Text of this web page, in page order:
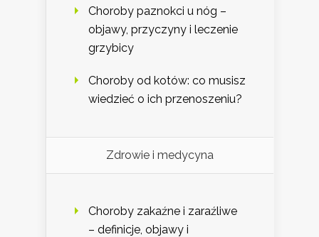
Choroby paznokci u nóg –
objawy, przyczyny i leczenie
grzybicy
Choroby od kotów: co musisz
wiedzieć o ich przenoszeniu?
Zdrowie i medycyna
Choroby zakaźne i zaraźliwe
– definicje, objawy i